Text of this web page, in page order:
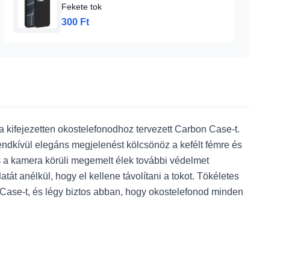
Fekete tok
300 Ft
okostelefonodhoz tervezett Carbon Case-t.
elegáns megjelenést kölcsönöz a kefélt fémre és
kamera körüli megemelt élek további védelmet
anélkül, hogy el kellene távolítani a tokot. Tökéletes
t, és légy biztos abban, hogy okostelefonod minden